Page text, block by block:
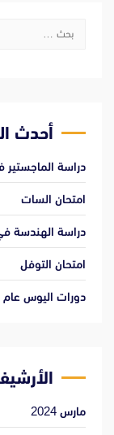
البحث
أحدث
دراسة الماجستير
امتحان السات
دراسة الهندسة
امتحان التوفل
دورات اليوس عام 2023-2024
مارس 2024